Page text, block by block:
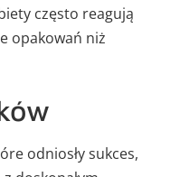
często reagują
opakowań niż
odniosły sukces,